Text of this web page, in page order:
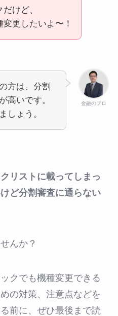
けど、
更したいよ〜！
金融のプロ
方は、分割
高いです。
しょう。
リストに載ってしまっ
ど分割審査に通らない
んか？
クでも機種変更できる
の対策、注意点などを
前に、ぜひ最後まで読